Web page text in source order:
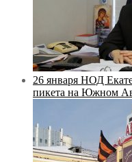
26 января НОД
пикета на Южном